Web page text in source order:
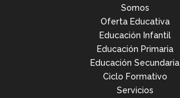
Somos
Oferta Educativa
Educación Infantil
Educación Primaria
Educación Secundaria
Ciclo Formativo
Servicios